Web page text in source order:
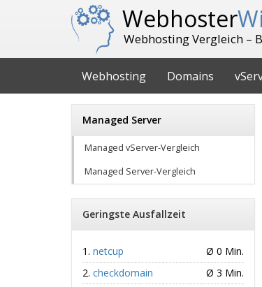
Webhoster
Webhosting Vergleich –
Webhosting Domains
Managed Server
Managed vServer-Vergleich
Managed Server-Vergleich
Geringste Ausfallzeit
netcup
Ø 0 Min.
checkdomain
Ø 3 Min.